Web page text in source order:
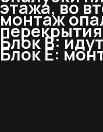
этажа, во
монтаж
Блок B:
Блок Е: